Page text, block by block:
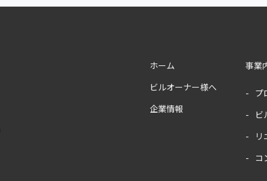
ホーム
ビルオーナー様へ
企業情報
事業
プ
ビ
リ
コ